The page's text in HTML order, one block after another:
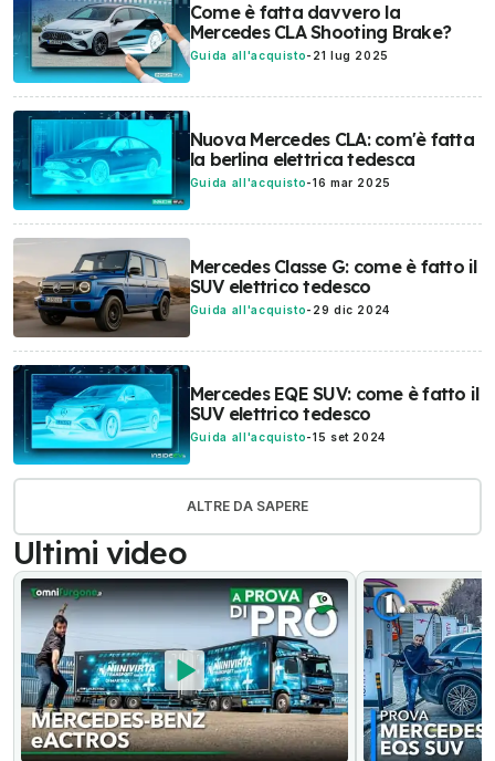
Come è fatta davvero la
Mercedes CLA Shooting Brake?
Guida all'acquisto- 21 lug 2025
Nuova Mercedes CLA: com'è fatta
la berlina elettrica tedesca
Guida all'acquisto-16 mar 2025
Mercedes Classe G: come è fatto il
SUV elettrico tedesco
Guida all'acquisto- 29 dic 2024
Mercedes EQE SUV: come è fatto il
SUV elettrico tedesco
Guida all'acquisto-15 set 2024
ALTRE DA SAPERE
Ultimi video